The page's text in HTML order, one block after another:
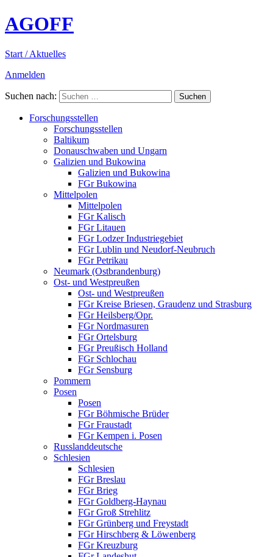
AGOFF
Start / Aktuelles
Anmelden
Suchen nach:
Forschungsstellen
Forschungsstellen
Baltikum
Donauschwaben und Ungarn
Galizien und Bukowina
Galizien und Bukowina
FGr Bukowina
Mittelpolen
Mittelpolen
FGr Kalisch
FGr Litauen
FGr Lodzer Industriegebiet
FGr Lublin und Neudorf-Neubruch
FGr Petrikau
Neumark (Ostbrandenburg)
Ost- und Westpreußen
Ost- und Westpreußen
FGr Kreise Briesen, Graudenz und Strasburg
FGr Heilsberg/Opr.
FGr Nordmasuren
FGr Ortelsburg
FGr Preußisch Holland
FGr Schlochau
FGr Sensburg
Pommern
Posen
Posen
FGr Böhmische Brüder
FGr Fraustadt
FGr Kempen i. Posen
Russlanddeutsche
Schlesien
Schlesien
FGr Breslau
FGr Brieg
FGr Goldberg-Haynau
FGr Groß Strehlitz
FGr Grünberg und Freystadt
FGr Hirschberg & Löwenberg
FGr Kreuzburg